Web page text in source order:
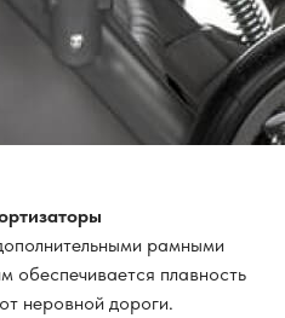
рамными
обеспечивается плавность
неровной дороги.